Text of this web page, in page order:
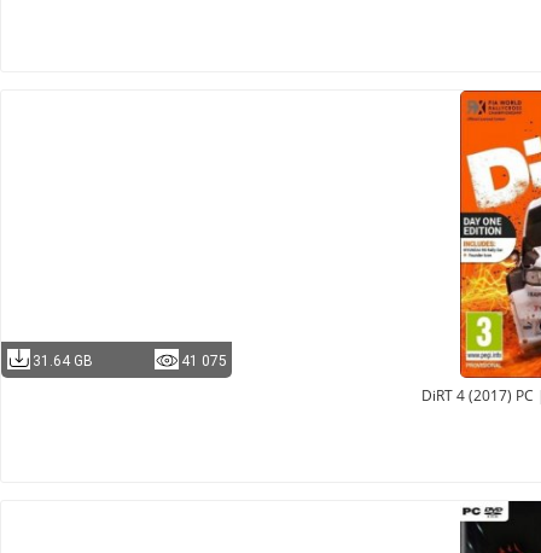
31.64 GB 41 075
DiRT 4 (2017)